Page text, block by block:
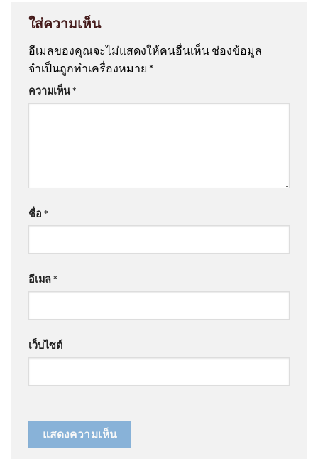
ใส่ความเห็น
อีเมลของคุณจะไม่แสดงให้คนอื่นเห็น ช่องข้อมูล
จำเป็นถูกทำเครื่องหมาย *
ความเห็น*
ชื่อ *
อีเมล*
เว็บไซต์